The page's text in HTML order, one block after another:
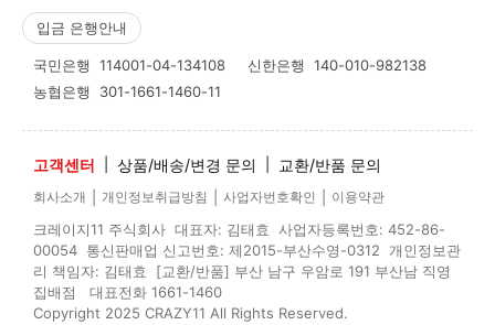
입금 은행안내
국민은행 114001-04-134108 신한은행 140-010-982138
농협은행 301-1661-1460-11
고객센터 상품/배송/변경 문의 교환/반품 문의
회사소개 개인정보취급방침 사업자번호확인 이용약관
크레이지11 주식회사 대표자: 김태효 사업자등록번호: 452-86-
00054 통신판매업 신고번호: 제2015-부산수영-0312 개인정보관
리 책임자: 김태효 [교환/반품] 부산 남구 우암로 191 부산남 직영
집배점 대표전화 1661-1460
Copyright 2025 CRAZY11 All Rights Reserved.